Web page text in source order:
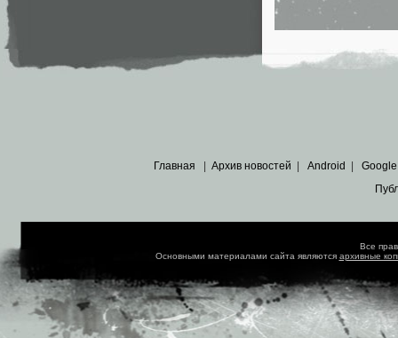
Главная | Архив новостей | Android | Google
Все
Основными материалами сайта являются архивные